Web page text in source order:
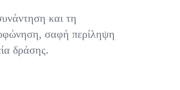
και τη
σαφή περίληψη
δράσης.